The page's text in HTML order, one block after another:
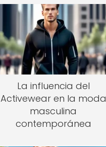
La influencia del
Activewear en la moda
masculina
contemporánea